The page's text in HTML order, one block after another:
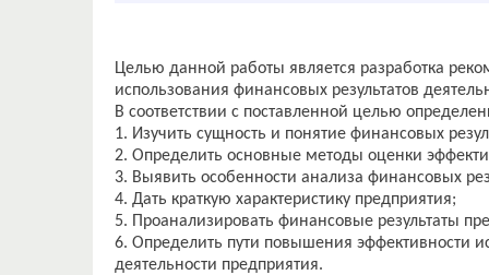
Целью данной работы является разработка
использования финансовых результатов
В соответствии с поставленной целью
1. Изучить сущность и понятие финансовых
2. Определить основные методы оценки
3. Выявить особенности анализа финансовых
4. Дать краткую характеристику предприятия;
5. Проанализировать финансовые результаты
6. Определить пути повышения эффективности
деятельности предприятия.